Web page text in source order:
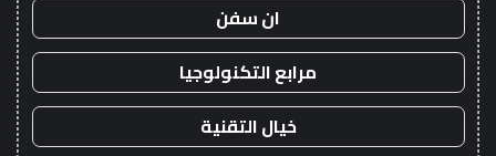
ان سفن
مرابع التكنولوجيا
خيال التقنية